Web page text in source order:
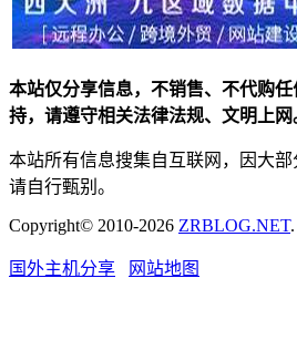
本站仅分享信息，不销售、不代购
持，请遵守相关法律法规、文明上网
本站所有信息搜集自互联网，因大
请自行甄别。
Copyright© 2010-2026 ZRBLOG.NET.
国外主机分享 网站地图